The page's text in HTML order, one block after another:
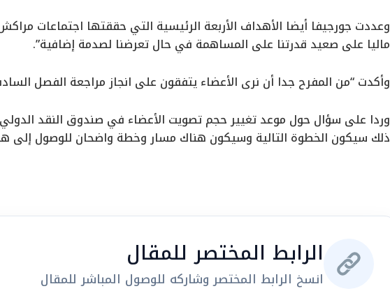
وعددت جورجيفا أيضا الأهداف الأربعة الرئيسية التي حققتها اجتماعات
ماليا على صعيد قدرتنا على المساهمة في حال تعرضنا لصدمة إضافية”.
وأكدت “من المفرح جدا أن نرى الأعضاء يتفقون على انجاز مراجعة الفصل
وردا على سؤال حول موعد تغيير حجم تصويت الأعضاء في صندوق النقد الدولي
ذلك سيكون الخطوة التالية وسيكون هناك مسار وخطة واضحان للوصول إلى
الرابط المختصر للمقال
انسخ الرابط المختصر وشاركه للوصول المباشر للمقال